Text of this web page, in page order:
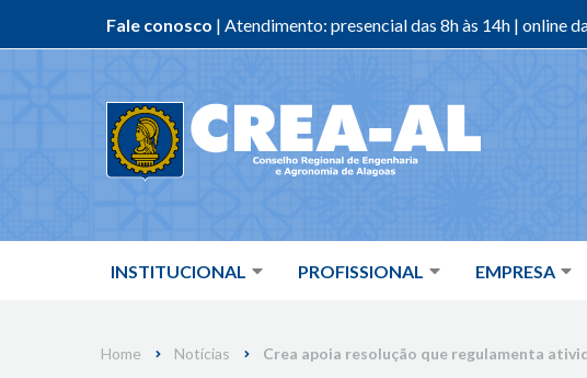
Fale conosco | Atendimento: presencial das 8h às 14h | online
INSTITUCIONAL PROFISSIONAL EMPRESA
Home Notícias Crea apoia resolução que regulamenta